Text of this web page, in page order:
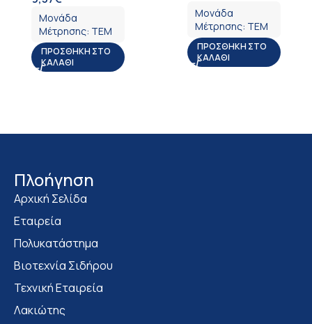
Μονάδα
Μέτρησης: ΤΕΜ
ΠΡΟΣΘΉΚΗ ΣΤΟ
ΚΑΛΆΘΙ
Μονάδα
Μέτρησης: ΤΕΜ
ΠΡΟΣΘΉΚΗ ΣΤΟ
ΚΑΛΆΘΙ
Πλοήγηση
Αρχική Σελίδα
Εταιρεία
Πολυκατάστημα
Bιοτεχνία Σιδήρου
Τεχνική Εταιρεία
Λακιώτης